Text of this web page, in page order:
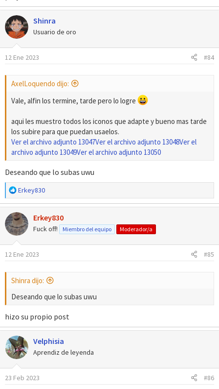
Shinra
Usuario de oro
12 Ene 2023 #84
AxelLoquendo dijo:
Vale, alfin los termine, tarde pero lo logre
aqui les muestro todos los iconos que adapte y bueno mas tarde
los subire para que puedan usaelos.
Ver el archivo adjunto 13047Ver el archivo adjunto 13048Ver el
archivo adjunto 13049Ver el archivo adjunto 13050
Deseando que lo subas uwu
R
e
a
c
c
i
o
n
:
Erkey830
Erkey830
Fuck off! Miembro del equipo Moderador/a
12 Ene 2023 #85
Shinra dijo:
Deseando que lo subas uwu
hizo su propio post
Velphisia
Aprendiz de leyenda
23 Feb 2023 #86